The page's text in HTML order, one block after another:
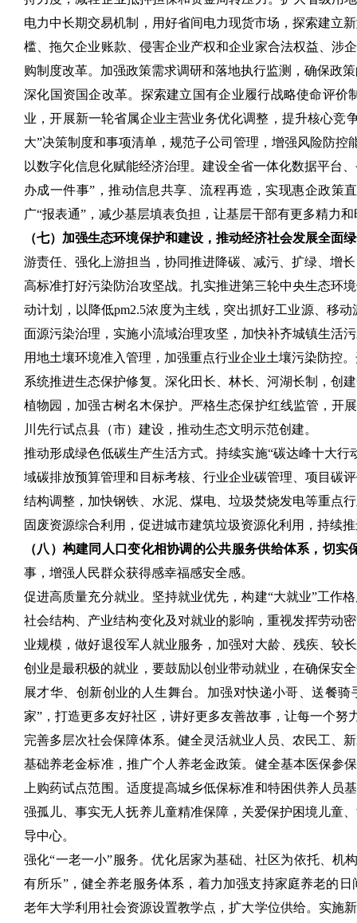
电力中长期交易机制，用好省间电力现货市场，探索建立
槛、拖欠企业账款、侵害企业产权和企业家合法权益、涉
购制度改革。加强政策需求调研和落地执行监测，确保政
深化国资国企改革。探索建立国有企业履行战略使命评
业，开展新一轮省属企业主营业务优化调整，提升核心竞
大”决策制度和事项清单，规范子公司管理，增强风险防控
以数字化信息化赋能经济治理。建设全省一体化数据平台
办成一件事”，推动信息共享、流程再造，实现惠企政策
广“报表通”，减少基层填表负担，让基层干部有更多精力
（七）加强生态环境保护和建设，推动经济社会发展全面
游责任、强化上游担当，协同推进降碳、减污、扩绿、增
高标准打好污染防治攻坚战。扎实推进第三轮中央生态环
动计划，以降低pm2.5浓度为主线，突出抓好工业源、移
面源污染治理，实施小流域治理攻坚，加快补齐城镇生活
用地土壤环境准入管理，加强重点行业企业土壤污染防控
系统推进生态保护修复。深化田长、林长、河湖长制，创
植物园，加强古树名木保护。严格生态保护红线监管，开
川先行试点县（市）建设，推动生态文明示范创建。
推动形成绿色低碳生产生活方式。持续实施“碳达峰十大
域碳排放预算管理和目标考核、行业企业碳管理、项目碳
结构调整，加快钢铁、水泥、煤电、垃圾焚烧发电等重点
固废资源综合利用，促进城市建筑垃圾资源化利用，持续
（八）构建同人口变化相协调的公共服务供给体系，切实
事，增强人民群众获得感幸福感安全感。
促进高质量充分就业。坚持就业优先，构建“大就业”工作
社会结构、产业结构变化及对就业的影响，重视发挥劳动
业规模，做好退役军人就业服务，加强对大龄、残疾、较
创业是最积极的就业，要鼓励以创业带动就业，在确保安
展才华、创新创业的人生舞台。加强对快递小哥、送餐
家”，打造更多友好社区，讲好更多友善故事，让每一个
完善多层次社会保障体系。健全灵活就业人员、农民工、
基础养老金标准，推广个人养老金政策。健全基本医保参
上购药试点范围。适度提高城乡低保标准和特困供养人
强孤儿、事实无人抚养儿童精准保障，关爱保护困境儿童
导中心。
强化“一老一小”服务。优化居家为基础、社区为依托、机
有所乐”，健全养老服务体系，着力加强支持家庭养老的
老年大学利用社会资源设置教学点，扩大学位供给。实施